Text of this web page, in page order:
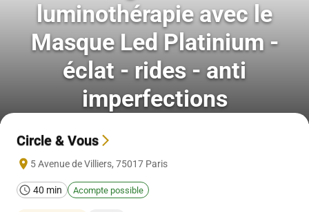
luminothérapie avec le
Masque Led Platinium -
éclat - rides - anti
imperfections
Circle & Vous
5 Avenue de Villiers, 75017 Paris
40 min Acompte possible